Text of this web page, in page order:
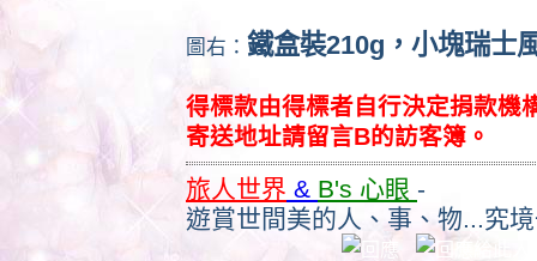
圖右： 鐵盒裝210g，小塊瑞士
得標款由得標者自行決定捐款機
寄送地址請留言B的訪客簿。
旅人世界 & B's 心眼 -
遊賞世間美的人、事、物...究